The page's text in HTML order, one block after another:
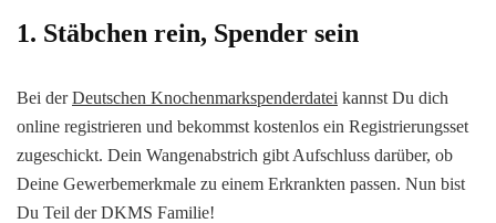
1. Stäbchen rein, Spender sein
Bei derDeutschen Knochenmarkspenderdatei kannst Du dich
online registrieren und bekommst kostenlos ein Registrierungsset
zugeschickt. Dein Wangenabstrich gibt Aufschluss darüber, ob
Deine Gewerbemerkmale zu einem Erkrankten passen. Nun bist
Du Teil der DKMS Familie!